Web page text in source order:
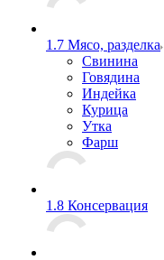
1.7 Мясо, разделка
Свинина
Говядина
Индейка
Курица
Утка
Фарш
1.8 Консервация